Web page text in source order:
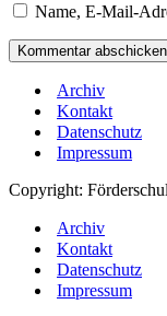
Name, E-Mail-
Archiv
Kontakt
Datenschutz
Impressum
Copyright:
Archiv
Kontakt
Datenschutz
Impressum